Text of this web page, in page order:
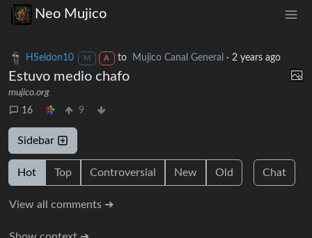
Neo Mujico
HSeldon10 M A to Mujico Canal General ·2 years ago
Estuvo medio chafo
mujico.org
16
9
Sidebar
Hot Top Controversial New Old Chat
View all comments ➔